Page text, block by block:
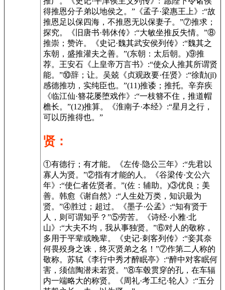
得推恩分子弟以地侯之。”《孟子·梁惠王上》:“故
推恩足以保四海，不推恩无以保妻子。”⑦推求；
探究。《旧唐书·韩休传》:“大敏坐推反失情。”⑧
推崇；赞许。《史记·魏其武安侯列传》:“魏其之
东朝，盛推灌夫之善。”(东朝：太后朝。)⑨推
荐。王安石《上皇帝万言书》:“使众人推其所谓贤
能。”⑩辞；让。吴兢《贞观政要·任贤》:“徐勣(jī)
感德推功，实纯臣也。”(11)推诿；推托。辛弃疾
《临江仙·簪花屡堕戏作》:“一枝簪不住，推道帽
檐长。”(12)推算。《淮南子·本经》:“星月之行，
可以历推得也。”
贤：
①有德行；有才能。《左传·隐公三年》:“先君以
寡人为贤。”②指有才能的人。《谷梁传·文公六
年》:“使仁者佐贤者。”(佐：辅助。)③优良；美
善。韩愈《谢自然》:“人生处万类，知识最为
贤。”④胜过；超过。《墨子·公孟》:“知有贤于
人，则可谓知乎？”⑤劳苦。《诗经·小雅·北
山》:“大夫不均，我从事独贤。”⑥对人的敬称，
多用于平辈或晚辈。《史记·刺客列传》:“妾其奈
何畏殁身之诛，终灭贤弟之名！”⑦作第二人称的
敬称。苏轼《李行中秀才醉眠亭》:“醉中对客眠何
害，须信陶潜未若贤。”⑧车毂贯穿的孔，在车辐
内一端略大的称贤。《周礼·考工纪·轮人》:“五分